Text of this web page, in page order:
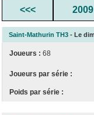
<<< 2009
Saint-Mathurin TH3 - Le
Joueurs : 68
Joueurs par série :
Poids par série :